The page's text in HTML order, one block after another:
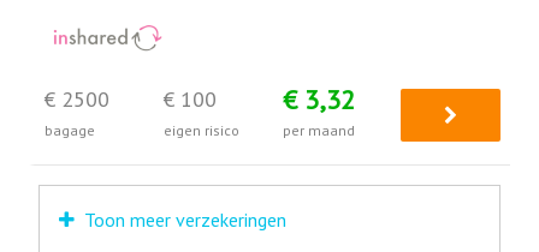
€ 2500
bagage
€ 100
eigen risico
€ 3,32
per maand
Toon meer verzekeringen